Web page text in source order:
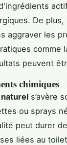
De
aggraver les
comme
peuvent
chimiques
s’avère
ou sprays
peut durer
liées au